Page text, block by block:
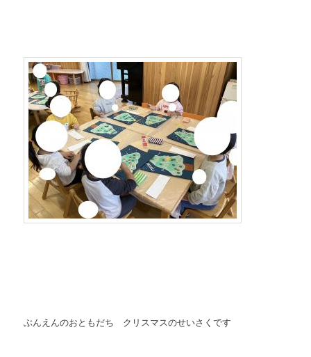
ぶんえんのおともだち クリスマスのせいさくです